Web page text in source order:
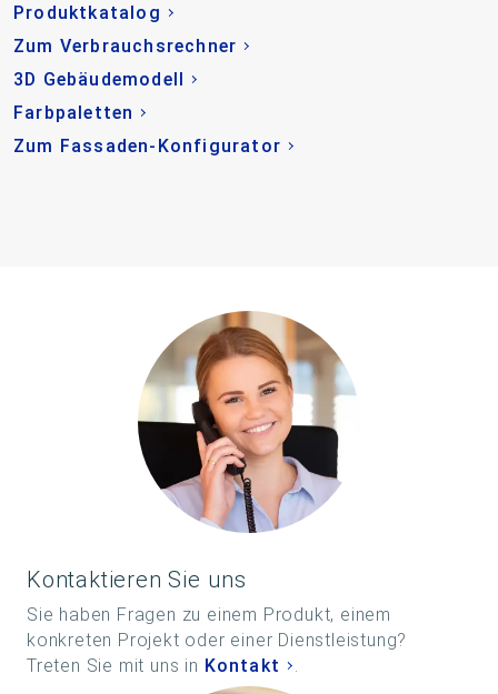
Produktkatalog
Zum Verbrauchsrechner
3D Gebäudemodell
Farbpaletten
Zum Fassaden-Konfigurator
Kontaktieren Sie uns
Sie haben Fragen zu einem Produkt, einem
konkreten Projekt oder einer Dienstleistung?
Treten Sie mit uns in Kontakt